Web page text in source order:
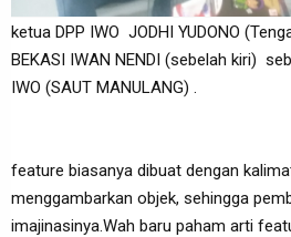
ketua DPP IWO JODHI YUDONO
BEKASI IWAN NENDI (sebelah kiri)
IWO (SAUT MANULANG) .
feature biasanya dibuat dengan
menggambarkan objek, sehingga
imajinasinya.Wah baru paham arti